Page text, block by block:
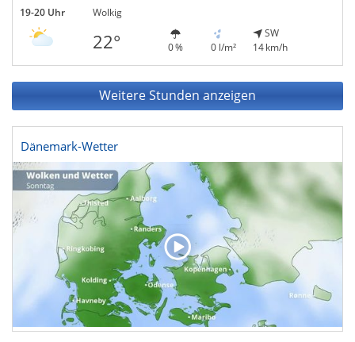
19-20 Uhr Wolkig
22° 0 % 0 l/m²
SW
14 km/h
Weitere Stunden anzeigen
Dänemark-Wetter